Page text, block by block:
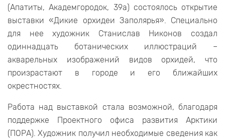
(Апатиты, Академгородок, 39а) состоялось открытие
выставки «Дикие орхидеи Заполярья». Специально
для нее художник Станислав Никонов создал
одиннадцать ботанических иллюстраций –
акварельных изображений видов орхидей, что
произрастают в городе и его ближайших
окрестностях.
Работа над выставкой стала возможной, благодаря
поддержке Проектного офиса развития Арктики
(ПОРА). Художник получил необходимые сведения как